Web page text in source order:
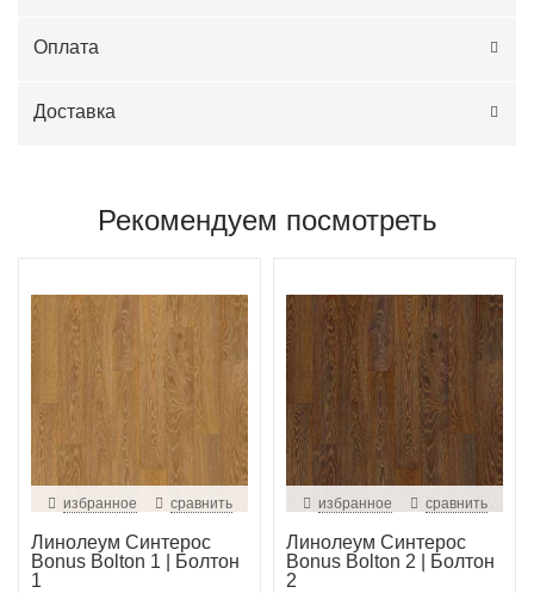
Оплата
Доставка
Рекомендуем посмотреть
избранное сравнить
Линолеум Синтерос
Bonus Bolton 1 | Болтон
1
избранное сравнить
Линолеум Синтерос
Bonus Bolton 2 | Болтон
2